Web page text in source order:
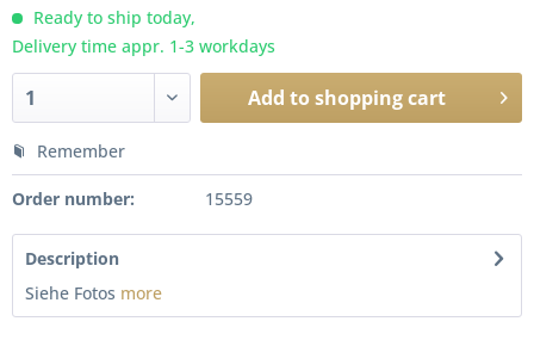
Ready to ship today,
Delivery time appr. 1-3 workdays
Add toshopping cart
Remember
Order number: 15559
Description
Siehe Fotos more